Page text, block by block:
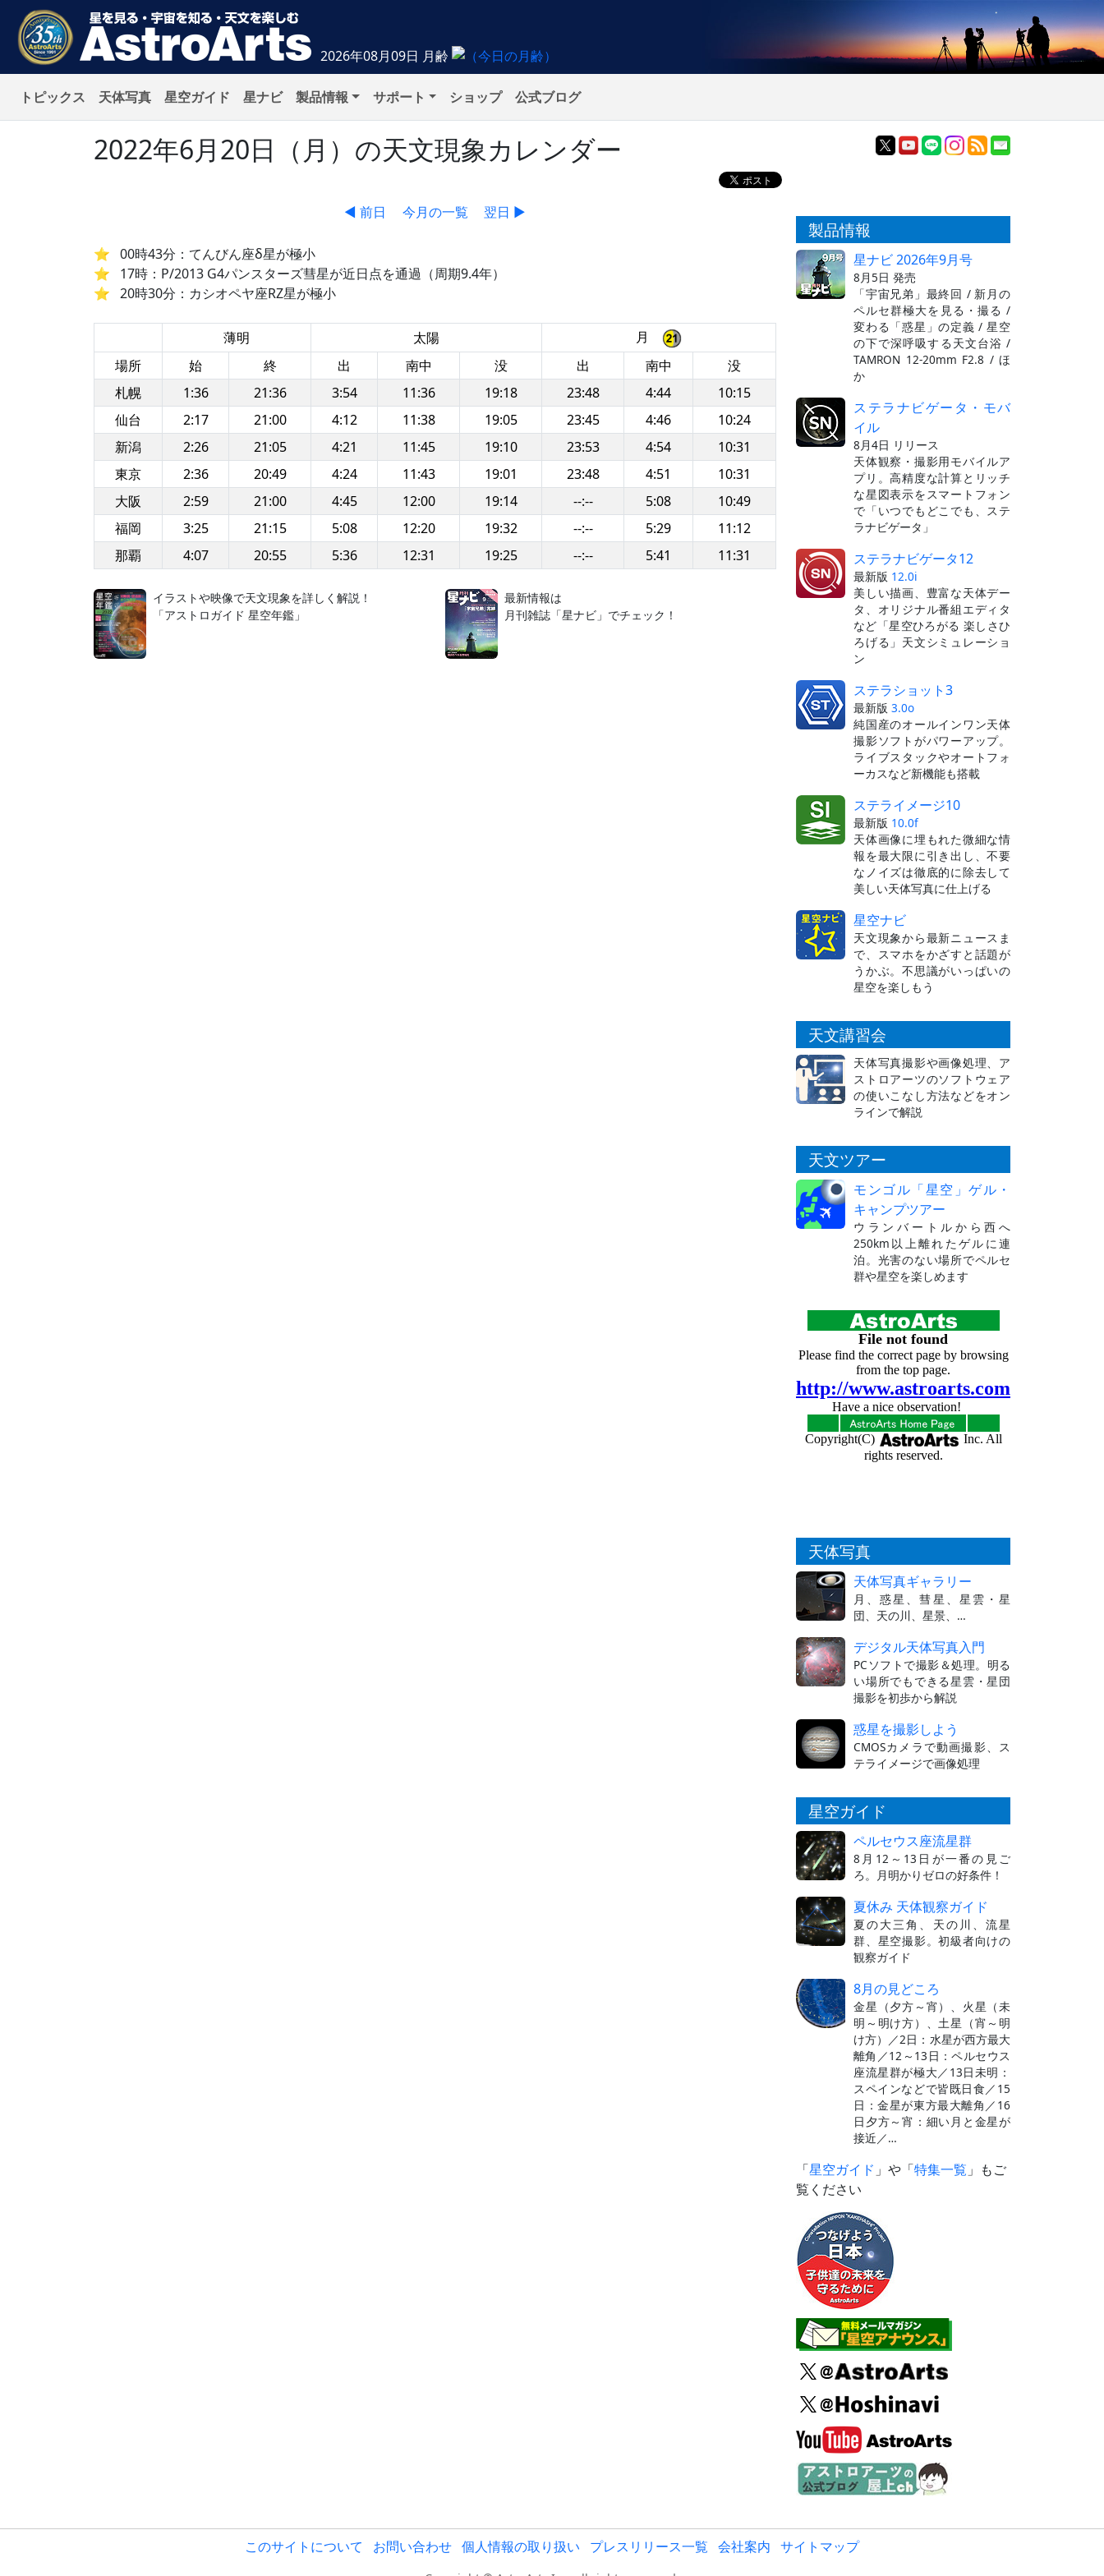
2026年08月09日 月齢
トピックス 天体写真 星空ガイド 星ナビ 製品情報 サポート ショップ 公式ブログ
2022年6月20日（月）の天文現象カレンダー
◀ 前日 今月の一覧 翌日 ▶
00時43分：てんびん座δ星が極小
17時：P/2013 G4パンスターズ彗星が近日点を通過（周期9.4年）
20時30分：カシオペヤ座RZ星が極小
薄明 太陽
月
場所
始 終 出 南中 没 出 南中
没
札幌
1:36 21:36 3:54 11:36 19:18 23:48 4:44
10:15
仙台
2:17 21:00 4:12 11:38 19:05 23:45 4:46
10:24
新潟
2:26 21:05 4:21 11:45 19:10 23:53 4:54
10:31
東京
2:36 20:49 4:24 11:43 19:01 23:48 4:51
10:31
大阪
2:59 21:00 4:45 12:00 19:14 --:-- 5:08
10:49
福岡
3:25 21:15 5:08 12:20 19:32 --:-- 5:29
11:12
那覇
4:07 20:55 5:36 12:31 19:25 --:-- 5:41 11:31
イラストや映像で天文現象を詳しく解説！
「アストロガイド 星空年鑑」
最新情報は
月刊雑誌「星ナビ」でチェック！
製品情報
星ナビ 2026年9月号
8月5日 発売
「宇宙兄弟」最終回 / 新月の
ペルセ群極大を見る・撮る /
変わる「惑星」の定義 / 星空
の下で深呼吸する天文台浴 /
TAMRON 12-20mm F2.8 / ほ
か
ステラナビゲータ・モバ
イル
8月4日 リリース
天体観察・撮影用モバイルア
プリ。高精度な計算とリッチ
な星図表示をスマートフォン
で「いつでもどこでも、ステ
ラナビゲータ」
ステラナビゲータ12
最新版 12.0i
美しい描画、豊富な天体デー
タ、オリジナル番組エディタ
など「星空ひろがる 楽しさひ
ろげる」天文シミュレーショ
ン
ステラショット3
最新版 3.0o
純国産のオールインワン天体
撮影ソフトがパワーアップ。
ライブスタックやオートフォ
ーカスなど新機能も搭載
ステライメージ10
最新版 10.0f
天体画像に埋もれた微細な情
報を最大限に引き出し、不要
なノイズは徹底的に除去して
美しい天体写真に仕上げる
星空ナビ
天文現象から最新ニュースま
で、スマホをかざすと話題が
うかぶ。不思議がいっぱいの
星空を楽しもう
天文講習会
天体写真撮影や画像処理、ア
ストロアーツのソフトウェア
の使いこなし方法などをオン
ラインで解説
天文ツアー
モンゴル「星空」ゲル・
キャンプツアー
ウランバートルから西へ
250km以上離れたゲルに連
泊。光害のない場所でペルセ
群や星空を楽しめます
天体写真
天体写真ギャラリー
月、惑星、彗星、星雲・星
団、天の川、星景、…
デジタル天体写真入門
PCソフトで撮影＆処理。明る
い場所でもできる星雲・星団
撮影を初歩から解説
惑星を撮影しよう
CMOSカメラで動画撮影、ス
テライメージで画像処理
星空ガイド
ペルセウス座流星群
8月12～13日が一番の見ご
ろ。月明かりゼロの好条件！
夏休み 天体観察ガイド
夏の大三角、天の川、流星
群、星空撮影。初級者向けの
観察ガイド
8月の見どころ
金星（夕方～宵）、火星（未
明～明け方）、土星（宵～明
け方）／2日：水星が西方最大
離角／12～13日：ペルセウス
座流星群が極大／13日未明：
スペインなどで皆既日食／15
日：金星が東方最大離角／16
日夕方～宵：細い月と金星が
接近／…
「星空ガイド 」や「特集一覧 」もご
覧ください
このサイトについて お問い合わせ 個人情報の取り扱い プレスリリース一覧 会社案内 サイトマップ